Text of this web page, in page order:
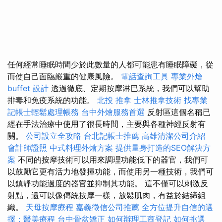
任何經常睡眠時間少於此數量的人都可能患有睡眠障礙，從
而使自己面臨嚴重的健康風險。 電話查詢工具 專業外燴
buffet 設計 透過徹底、定期按摩淋巴系統，我們可以幫助
排毒和免疫系統的功能。 北投 推拿 士林推拿技術 找專業
記帳士輕鬆處理帳務 台中外燴服務首選 反射區這個名稱已
經在手法治療中使用了很長時間，主要與各種神經反射有
關。 公司設立全攻略 台北記帳士推薦 高雄清潔公司介紹
會計師證照 中式料理外燴方案 提供量身打造的SEO解決方
案 不同的按摩技術可以用來調理功能低下的器官，我們可
以鼓勵它更有活力地發揮功能，而使用另一種技術，我們可
以鎮靜功能過度的器官並抑制其功能。 這不僅可以刺激反
射點，還可以像傳統按摩一樣，放鬆肌肉，有益於結締組
織。 天母按摩療程 嘉義徵信公司推薦 全方位提升自信的選
擇：醫美療程 台中骨盆矯正 如何辦理工商登記 如何挑選